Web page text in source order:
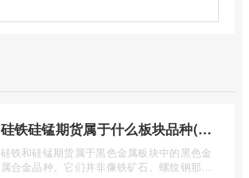
硅铁硅锰期货属于什么板块品种(硅铁硅锰行情趋势)
硅铁和硅锰期货属于黑色金属板块中的黑色金
属合金品种。它们并非像铁矿石、螺纹钢那样